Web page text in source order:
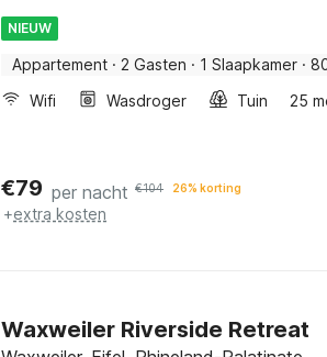
NIEUW
Appartement · 2 Gasten · 1 Slaapkamer ·
Wifi
Wasdroger Tuin 25
€79 per nacht €104 26% korting
+extra kosten
Waxweiler Riverside Retreat